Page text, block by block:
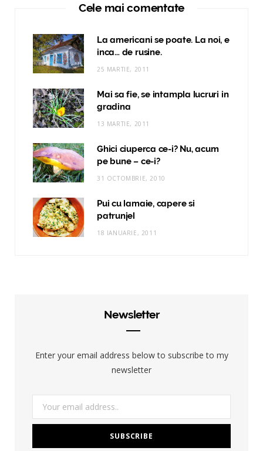
Cele mai comentate
La americani se poate. La noi, e
inca… de rusine.
25 MARTIE, 2011
Mai sa fie, se intampla lucruri in
gradina
13 MARTIE, 2011
Ghici ciuperca ce-i? Nu, acum
pe bune – ce-i?
31 OCTOMBRIE, 2010
Pui cu lamaie, capere si
patrunjel
18 IANUARIE, 2011
Newsletter
Enter your email address below to subscribe to my
newsletter